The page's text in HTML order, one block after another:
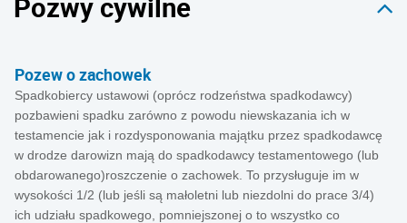
Pozwy cywilne
Pozew o zachowek
Spadkobiercy ustawowi (oprócz rodzeństwa spadkodawcy)
pozbawieni spadku zarówno z powodu niewskazania ich w
testamencie jak i rozdysponowania majątku przez spadkodawcę
w drodze darowizn mają do spadkodawcy testamentowego (lub
obdarowanego)roszczenie o zachowek. To przysługuje im w
wysokości 1/2 (lub jeśli są małoletni lub niezdolni do prace 3/4)
ich udziału spadkowego, pomniejszonej o to wszystko co